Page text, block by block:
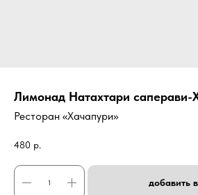
Лимонад Натахтари саперави-
Ресторан «Хачапури»
480 р.
добавить